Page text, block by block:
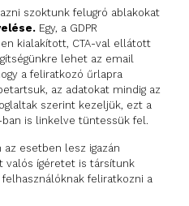
szoktunk felugró ablakokat
Egy, a GDPR
kialakított, CTA-val ellátott
lehet az email
a feliratkozó űrlapra
az adatokat mindig az
szerint kezeljük, ezt a
is linkelve tüntessük fel.
esetben lesz igazán
valós ígéretet is társítunk
feliratkozni a